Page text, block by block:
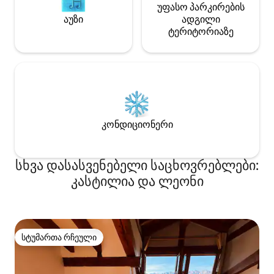
აუზი
უფასო პარკირების
ადგილი
ტერიტორიაზე
კონდიციონერი
სხვა დასასვენებელი საცხოვრებლები:
კასტილია და ლეონი
სტუმართა რჩეული
სტუმართა რჩეული